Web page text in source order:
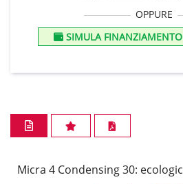
OPPURE
SIMULA FINANZIAMENTO
Micra 4 Condensing 30: